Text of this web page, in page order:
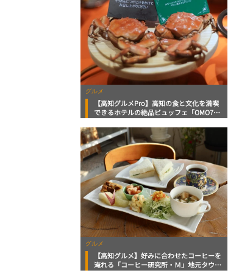
グルメ
【高知グルメPro】高知の食と文化を満喫
できるホテルの絶品ビュッフェ「OMO7
by 星野リゾート」フードジャーナリス
ト・マッキー牧元の高知満腹日記
グルメ
【高知グルメ】好みに合わせたコーヒーを
淹れる「コーヒー研究所・Ｍ」地元タウン